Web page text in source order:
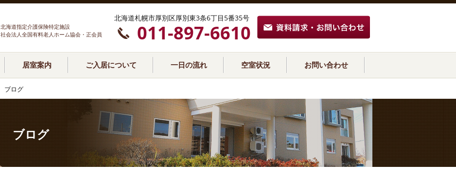
北海道指定介護保険特定施設
社会法人全国有料老人ホーム協会・正会員
北海道札幌市厚別区厚別東3条6丁目5番35号
011-897-6610
居室案内 ご入居について 一日の流れ 空室状況 お問い合わせ
ブログ
ブログ